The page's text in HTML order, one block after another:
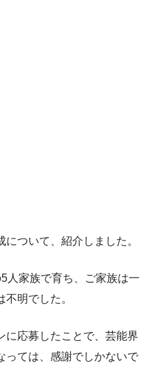
ついて、紹介しました。
人家族で育ち、ご家族は一
明でした。
に応募したことで、芸能界
っては、感謝でしかないで